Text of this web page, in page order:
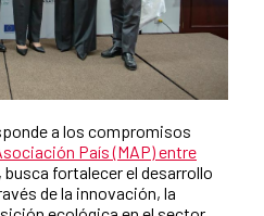
a los compromisos
País (MAP) entre
busca fortalecer el desarrollo
de la innovación, la